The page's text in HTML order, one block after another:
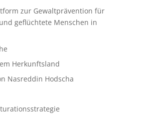
zur Gewaltprävention für
geflüchtete Menschen in
Herkunftsland
Nasreddin Hodscha